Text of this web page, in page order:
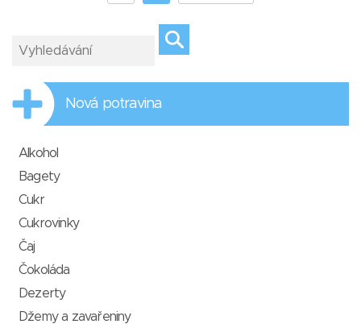
Nová potravina
Alkohol
Bagety
Cukr
Cukrovinky
Čaj
Čokoláda
Dezerty
Džemy a zavařeniny